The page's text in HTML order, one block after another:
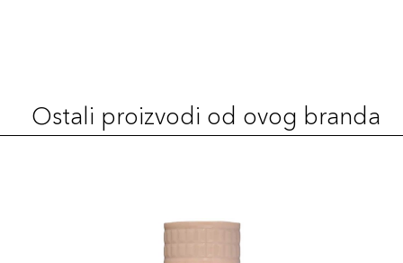
Ostali proizvodi od ovog branda